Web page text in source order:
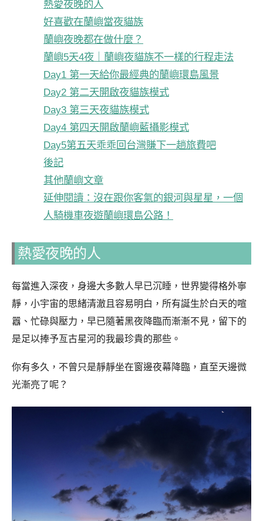
熱愛夜晚的人
好喜歡在蘭嶼當夜貓族
蘭嶼夜晚都在做什麼？
蘭嶼5天4夜｜蘭嶼夜貓族不一樣的行程走法
Day1 第一天給你最經典的蘭嶼環島風景
Day2 第二天開啟夜貓族模式
Day3 第三天夜貓族模式
Day4 第四天開啟蘭嶼藍攝影模式
Day5第五天乖乖回台灣賺下一趟旅費吧
後記
其他蘭嶼文章
延伸閱讀：沒在跟你客氣的銀河與星星，一個
人騎機車夜遊蘭嶼環島公路！
熱愛夜晚的人
每當進入深夜，身邊大多數人早已沉睡，世界變得格外寧
靜，小宇宙的思緒清澈且容易明白，所有誕生於白天的喧
囂、忙碌與壓力，早已隨著黑夜降臨而漸漸不見，留下的
是足以捧予亙古星河的我最珍貴的那些。
你有多久，不曾只是靜靜坐在窗邊夜幕降臨，直至天邊微
光漸亮了呢？